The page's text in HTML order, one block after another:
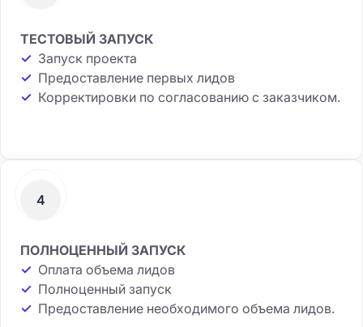
ТЕСТОВЫЙ ЗАПУСК
✓ Запуск проекта
✓ Предоставление первых лидов
✓ Корректировки по согласованию с заказчиком.
4
ПОЛНОЦЕННЫЙ ЗАПУСК
✓ Оплата объема лидов
✓ Полноценный запуск
✓ Предоставление необходимого объема лидов.